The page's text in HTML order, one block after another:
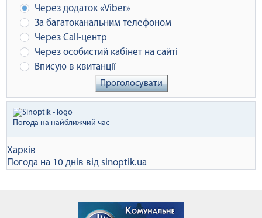
Через додаток «Viber»
За багатоканальним телефоном
Через Сall-центр
Через особистий кабінет на сайті
Вписую в квитанції
Проголосувати
Погода на найближчий час
Харків
Погода на 10 днів від sinoptik.ua